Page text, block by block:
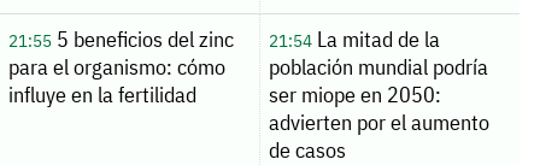
21:555 beneficios del zinc
para el organismo: cómo
influye en la fertilidad
21:54La mitad de la
población mundial podría
ser miope en 2050:
advierten por el aumento
de casos